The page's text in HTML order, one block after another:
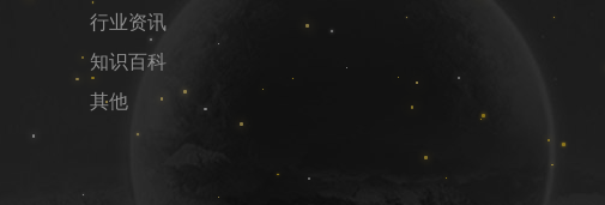
行业资讯
知识百科
其他